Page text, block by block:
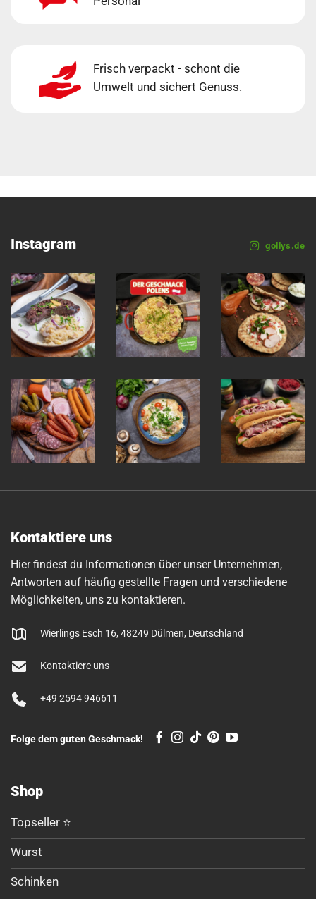
Frisch verpackt - schont die
Umwelt und sichert Genuss.
Instagram gollys.de
Kontaktiere uns
Hier findest du Informationen über unser Unternehmen,
Antworten auf häufig gestellte Fragen und verschiedene
Möglichkeiten, uns zu kontaktieren.
Wierlings Esch 16, 48249 Dülmen, Deutschland
Kontaktiere uns
+49 2594 946611
Folge dem guten Geschmack!
Shop
Topseller ⭐
Wurst
Schinken